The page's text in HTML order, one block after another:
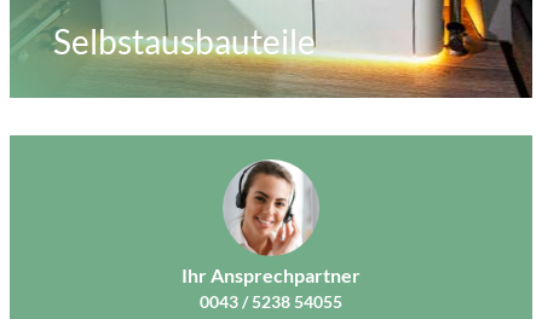
Selbstausbauteile
Ihr Ansprechpartner
0043 / 5238 54055